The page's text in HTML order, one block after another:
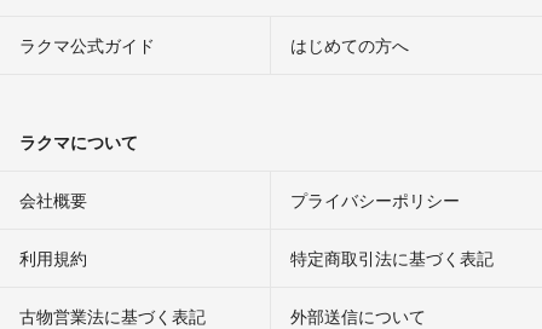
ラクマ公式ガイド はじめての方へ
ラクマについて
会社概要 プライバシーポリシー
利用規約 特定商取引法に基づく表記
古物営業法に基づく表記 外部送信について